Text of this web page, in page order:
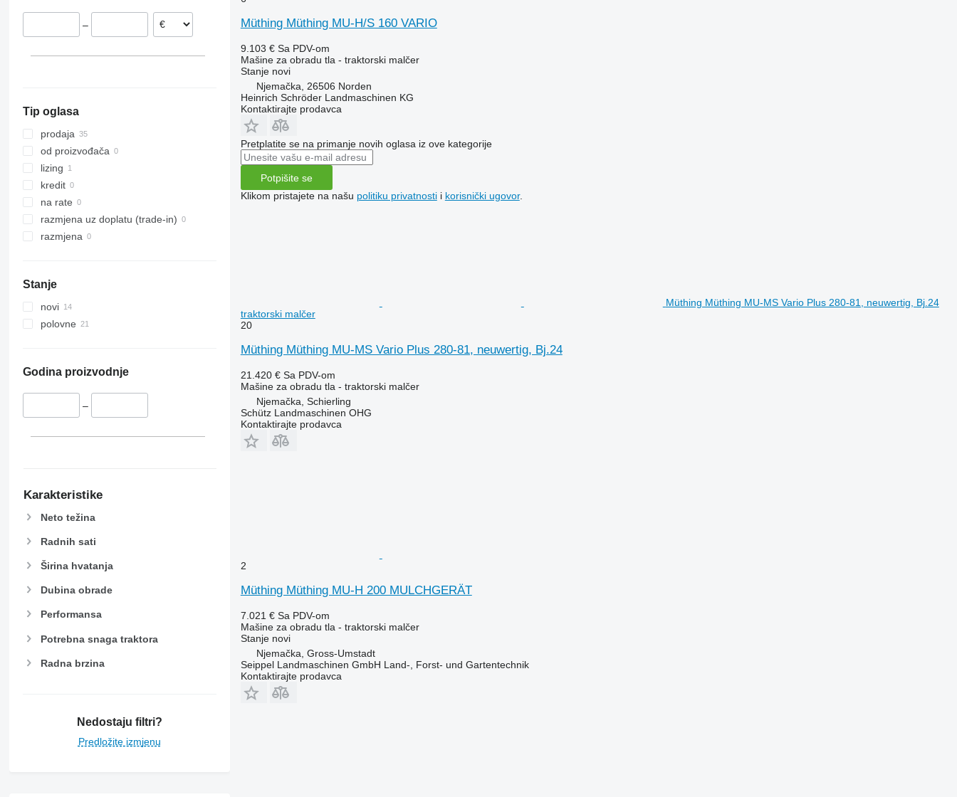
VariOpal
VariTansanit
–
Tip oglasa
prodaja
od proizvođača
lizing
kredit
na rate
razmjena uz doplatu (trade-in)
razmjena
Stanje
novi
polovne
Godina proizvodnje
–
Karakteristike
Neto težina
Radnih sati
Širina hvatanja
Dubina obrade
Performansa
Potrebna snaga traktora
Radna brzina
Nedostaju filtri?
Predložite izmjenu
Müthing Müthing MU-H/S 160 VARIO
9.103 € Sa PDV-om
Mašine za obradu tla - traktorski malčer
Stanjenovi
Njemačka, 26506 Norden
Heinrich Schröder Landmaschinen KG
Kontaktirajte prodavca
Pretplatite se na primanje novih oglasa iz ove kategorije
Potpišite se
Klikom pristajete na našu politiku privatnostii korisnički ugovor.
Müthing Müthing MU-MS Vario Plus 280-81, neuwertig, Bj.24
traktorski malčer
20
Müthing Müthing MU-MS Vario Plus 280-81, neuwertig, Bj.24
21.420 € Sa PDV-om
Mašine za obradu tla - traktorski malčer
Njemačka, Schierling
Schütz Landmaschinen OHG
Kontaktirajte prodavca
2
Müthing Müthing MU-H 200 MULCHGERÄT
7.021 € Sa PDV-om
Mašine za obradu tla - traktorski malčer
Stanjenovi
Njemačka, Gross-Umstadt
Seippel Landmaschinen GmbH Land-, Forst- und Gartentechnik
Kontaktirajte prodavca